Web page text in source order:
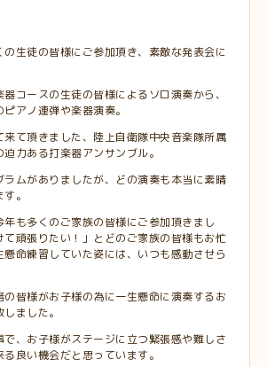
生徒の皆様にご参加頂き、素敵な発表会に
コースの生徒の皆様によるソロ演奏から、
アノ連弾や楽器演奏。
来て頂きました、陸上自衛隊中央音楽隊所属
力ある打楽器アンサンブル。
ラムがありましたが、どの演奏も本当に素晴
。
年も多くのご家族の皆様にご参加頂きまし
て頑張りたい！」とどのご家族の皆様もお忙
懸命練習していた姿には、いつも感動させら
の皆様がお子様の為に一生懸命に演奏するお
ました。
、お子様がステージに立つ緊張感や難しさ
良い機会だと思っています。